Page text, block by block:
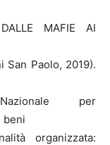
MAFIE AI
San Paolo, 2019).
per
beni
organizzata: